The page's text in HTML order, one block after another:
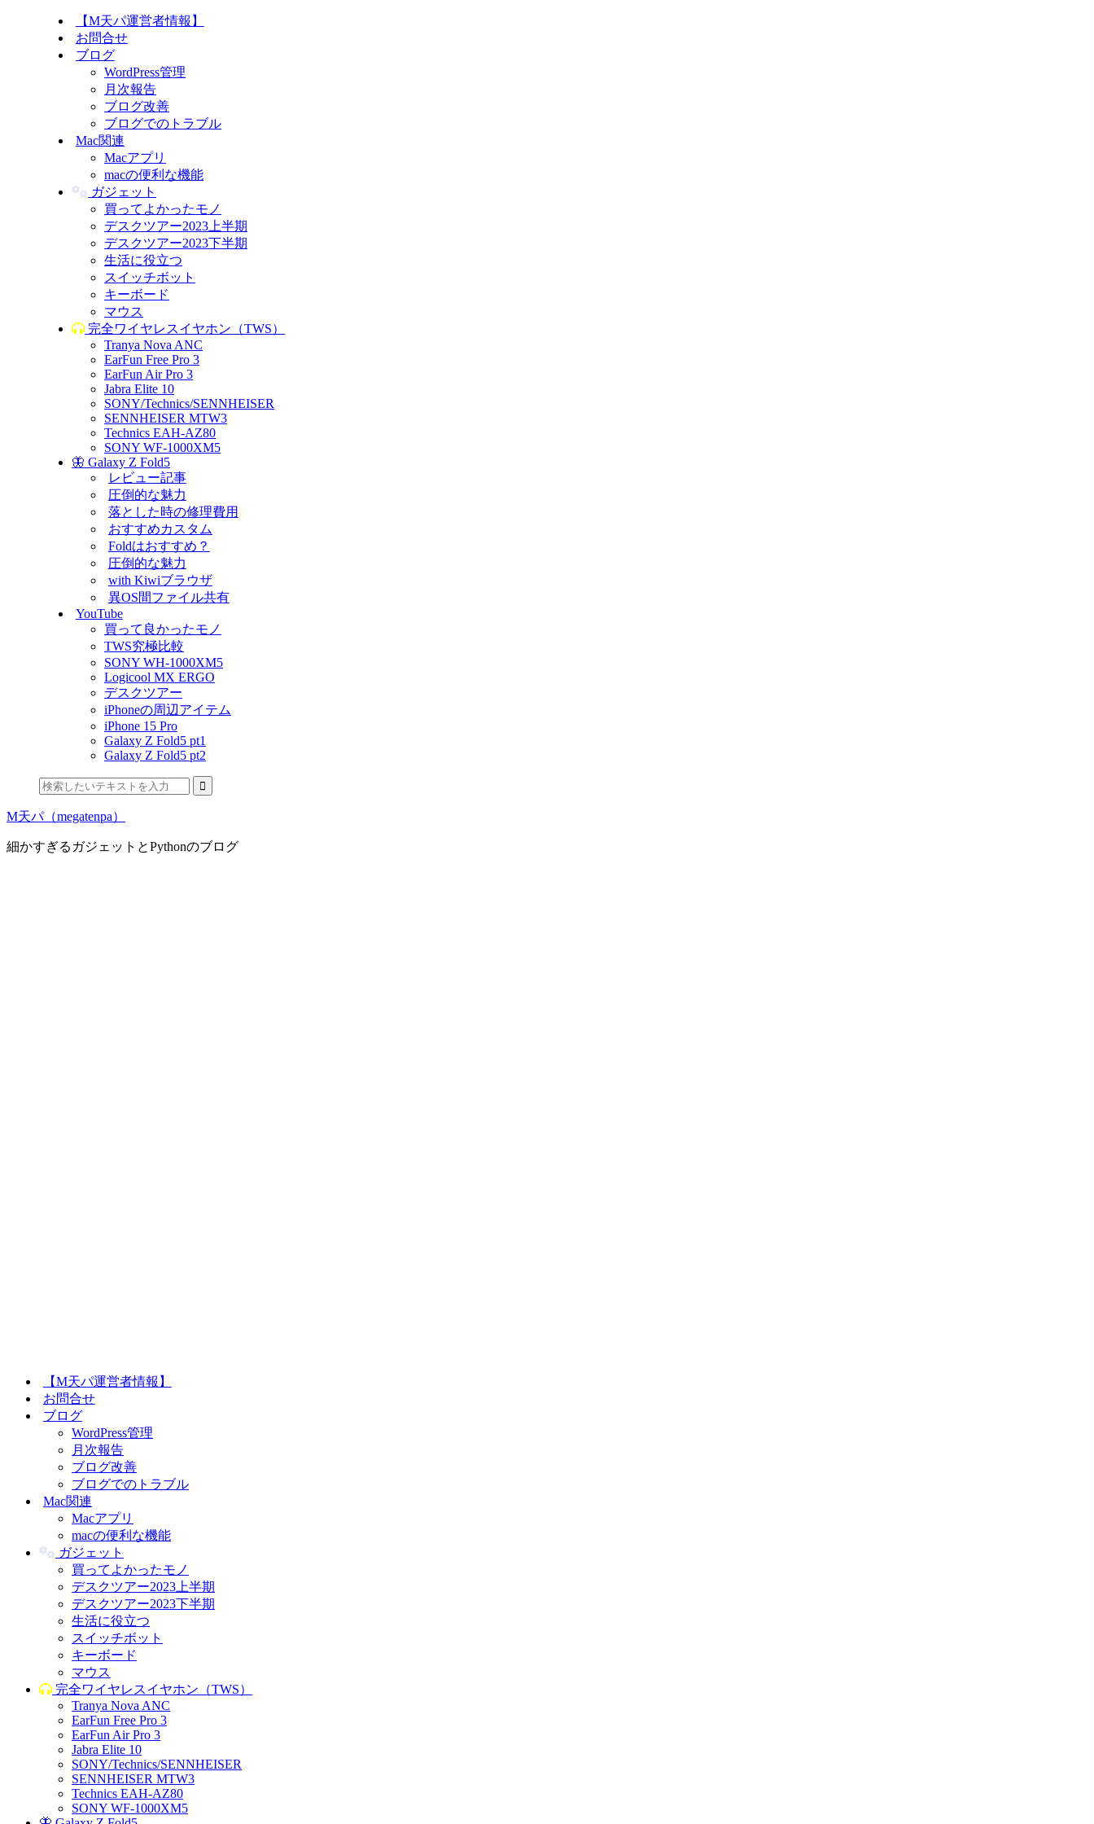
【M天パ運営者情報】
お問合せ
ブログ
WordPress管理
月次報告
ブログ改善
ブログでのトラブル
Mac関連
Macアプリ
macの便利な機能
ガジェット
買ってよかったモノ
デスクツアー2023上半期
デスクツアー2023下半期
生活に役立つ
スイッチボット
キーボード
マウス
完全ワイヤレスイヤホン（TWS）
Tranya Nova ANC
EarFun Free Pro 3
EarFun Air Pro 3
Jabra Elite 10
SONY/Technics/SENNHEISER
SENNHEISER MTW3
Technics EAH-AZ80
SONY WF-1000XM5
🦋 Galaxy Z Fold5
レビュー記事
圧倒的な魅力
落とした時の修理費用
おすすめカスタム
Foldはおすすめ？
圧倒的な魅力
with Kiwiブラウザ
異OS間ファイル共有
YouTube
買って良かったモノ
TWS究極比較
SONY WH-1000XM5
Logicool MX ERGO
デスクツアー
iPhoneの周辺アイテム
iPhone 15 Pro
Galaxy Z Fold5 pt1
Galaxy Z Fold5 pt2
M天パ（megatenpa）
細かすぎるガジェットとPythonのブログ
【M天パ運営者情報】
お問合せ
ブログ
WordPress管理
月次報告
ブログ改善
ブログでのトラブル
Mac関連
Macアプリ
macの便利な機能
ガジェット
買ってよかったモノ
デスクツアー2023上半期
デスクツアー2023下半期
生活に役立つ
スイッチボット
キーボード
マウス
完全ワイヤレスイヤホン（TWS）
Tranya Nova ANC
EarFun Free Pro 3
EarFun Air Pro 3
Jabra Elite 10
SONY/Technics/SENNHEISER
SENNHEISER MTW3
Technics EAH-AZ80
SONY WF-1000XM5